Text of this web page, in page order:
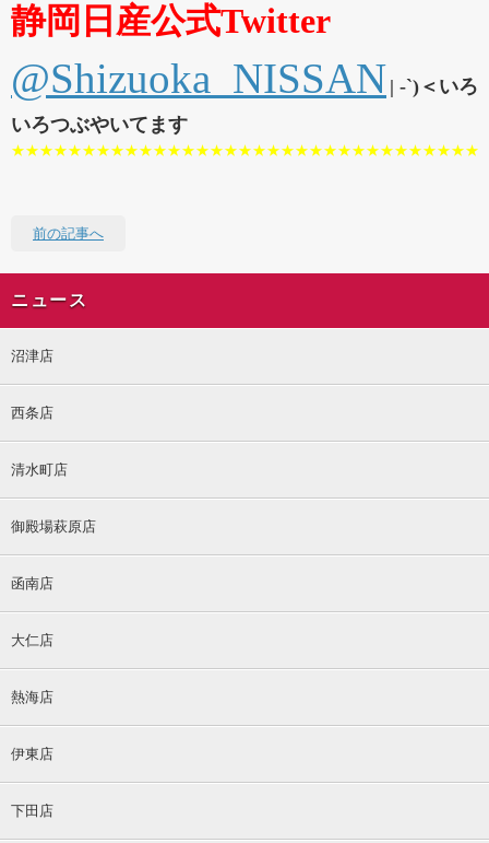
静岡日産公式Twitter
@Shizuoka_NISSAN | -`)＜いろ
いろつぶやいてます
前の記事へ
ニュース
沼津店
西条店
清水町店
御殿場萩原店
函南店
大仁店
熱海店
伊東店
下田店